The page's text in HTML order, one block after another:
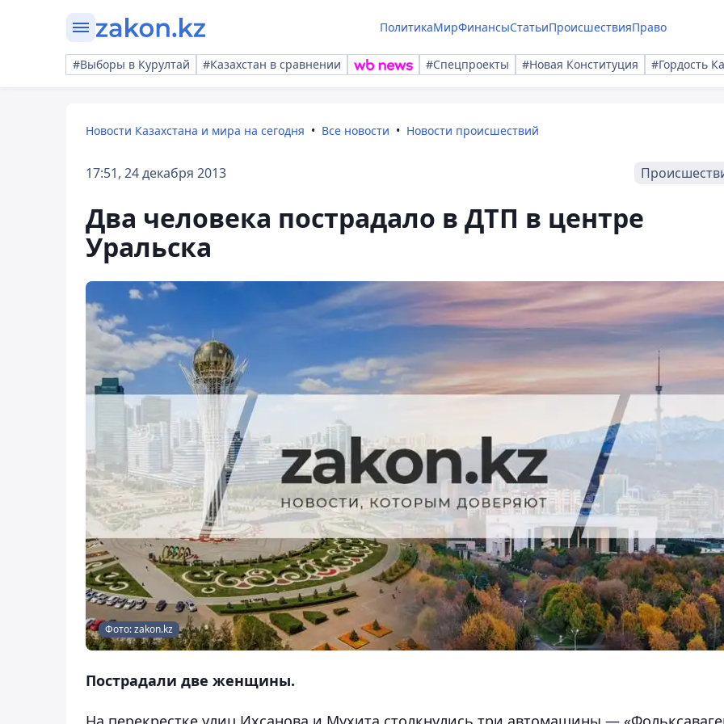
ПолитикаМирФинансыСтатьиПроисшествияПраво
#Выборы в Курултай #Казахстан в сравнении #Спецпроекты #Новая Конституция #Гордость
Новости Казахстана и мира на сегодня Все новости Новости происшествий
17:51, 24 декабря 2013
Два человека пострадало в ДТП в центре
Уральска
Фото: zakon.kz
Пострадали две женщины.